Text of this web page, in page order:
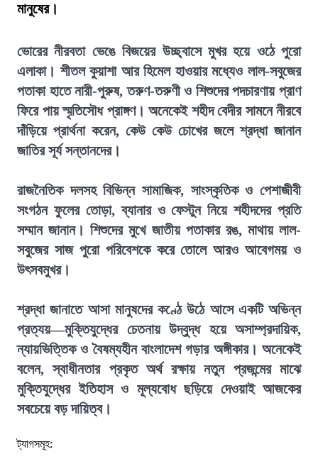
মানুষের।
ভোরের নীরবতা ভেঙে বিজয়ের উচ্ছ্বাসে মুখর হয়ে ওঠে পুরো
এলাকা। শীতল কুয়াশা আর হিমেল হাওয়ার মধ্যেও লাল-সবুজের
পতাকা হাতে নারী-পুরুষ, তরুণ-তরুণী ও শিশুদের পদচারণায় প্রাণ
ফিরে পায় স্মৃতিসৌধ প্রাঙ্গণ। অনেকেই শহীদ বেদীর সামনে নীরবে
দাঁড়িয়ে প্রার্থনা করেন, কেউ কেউ চোখের জলে শ্রদ্ধা জানান
জাতির সূর্য সন্তানদের।
রাজনৈতিক দলসহ বিভিন্ন সামাজিক, সাংস্কৃতিক ও পেশাজীবী
সংগঠন ফুলের তোড়া, ব্যানার ও ফেস্টুন নিয়ে শহীদদের প্রতি
সম্মান জানান। শিশুদের মুখে জাতীয় পতাকার রঙ, মাথায় লাল-
সবুজের সাজ পুরো পরিবেশকে করে তোলে আরও আবেগময় ও
উৎসবমুখর।
শ্রদ্ধা জানাতে আসা মানুষদের কণ্ঠে উঠে আসে একটি অভিন্ন
প্রত্যয়—মুক্তিযুদ্ধের চেতনায় উদ্বুদ্ধ হয়ে অসাম্প্রদায়িক,
ন্যায়ভিত্তিক ও বৈষম্যহীন বাংলাদেশ গড়ার অঙ্গীকার। অনেকেই
বলেন, স্বাধীনতার প্রকৃত অর্থ রক্ষায় নতুন প্রজন্মের মাঝে
মুক্তিযুদ্ধের ইতিহাস ও মূল্যবোধ ছড়িয়ে দেওয়াই আজকের
সবচেয়ে বড় দায়িত্ব।
ট্যাগসমূহ: